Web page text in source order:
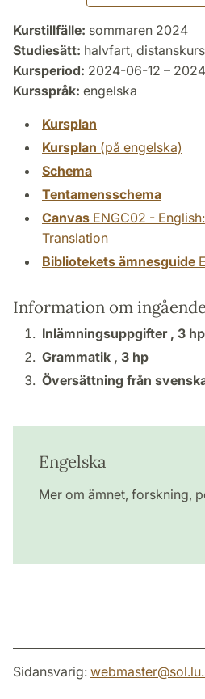
Kurstillfälle: sommaren 2024
Studiesätt: halvfart, distanskurs
Kursperiod: 2024-06-12 –
Kursspråk: engelska
Kursplan
Kursplan (på engelska)
Schema
Tentamensschema
Canvas ENGC02 -
Translation
Bibliotekets ämnesguide
Information om
Inlämningsuppgifter , 3 hp
Grammatik , 3 hp
Översättning från
Engelska
Mer om ämnet, forskning,
Sidansvarig: webmaster@sol.lu.